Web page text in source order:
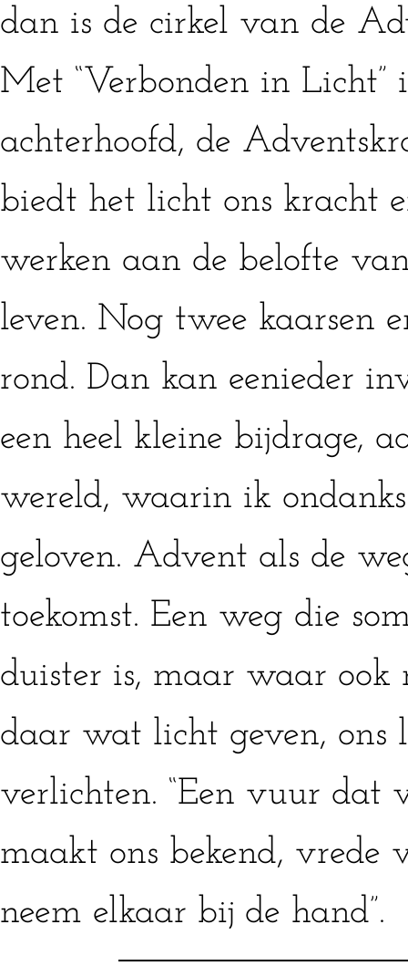
dan is de cirkel van de
Met “Verbonden in Licht”
achterhoofd, de
biedt het licht ons kracht
werken aan de belofte
leven. Nog twee kaarsen
rond. Dan kan eenieder
een heel kleine bijdrage,
wereld, waarin ik
geloven. Advent als de
toekomst. Een weg die
duister is, maar waar ook
daar wat licht geven, ons
verlichten. “Een vuur dat
maakt ons bekend, vrede
neem elkaar bij de hand”.